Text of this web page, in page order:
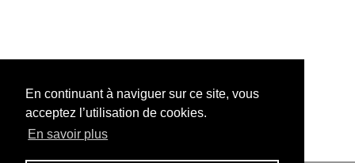
En continuant à naviguer sur ce site, vous
acceptez l’utilisation de cookies.
En savoir plus